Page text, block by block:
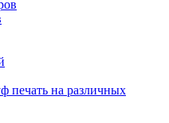
печать на различных